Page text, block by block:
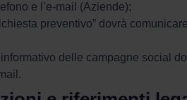
e l’e-mail (Aziende);
preventivo” dovrà
delle campagne social